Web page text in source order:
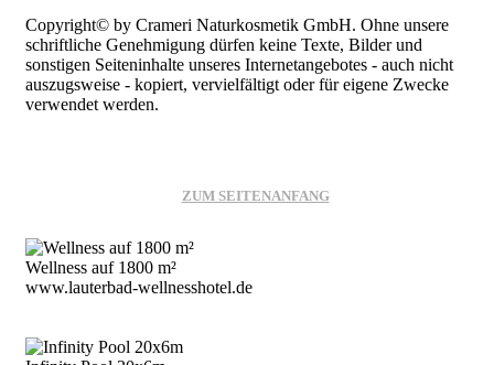
Copyright© by Crameri Naturkosmetik GmbH. Ohne unsere
schriftliche Genehmigung dürfen keine Texte, Bilder und
sonstigen Seiteninhalte unseres Internetangebotes - auch nicht
auszugsweise - kopiert, vervielfältigt oder für eigene Zwecke
verwendet werden.
ZUM SEITENANFANG
Wellness auf 1800 m²
www.lauterbad-wellnesshotel.de